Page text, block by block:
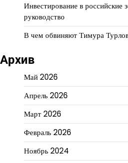
Инвестирование в российские
руководство
В чем обвиняют Тимура
Архив
Май 2026
Апрель 2026
Март 2026
Февраль 2026
Ноябрь 2024